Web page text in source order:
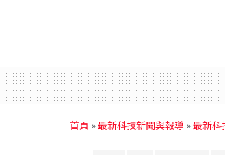
首頁 »最新科技新聞與報導 »最新科